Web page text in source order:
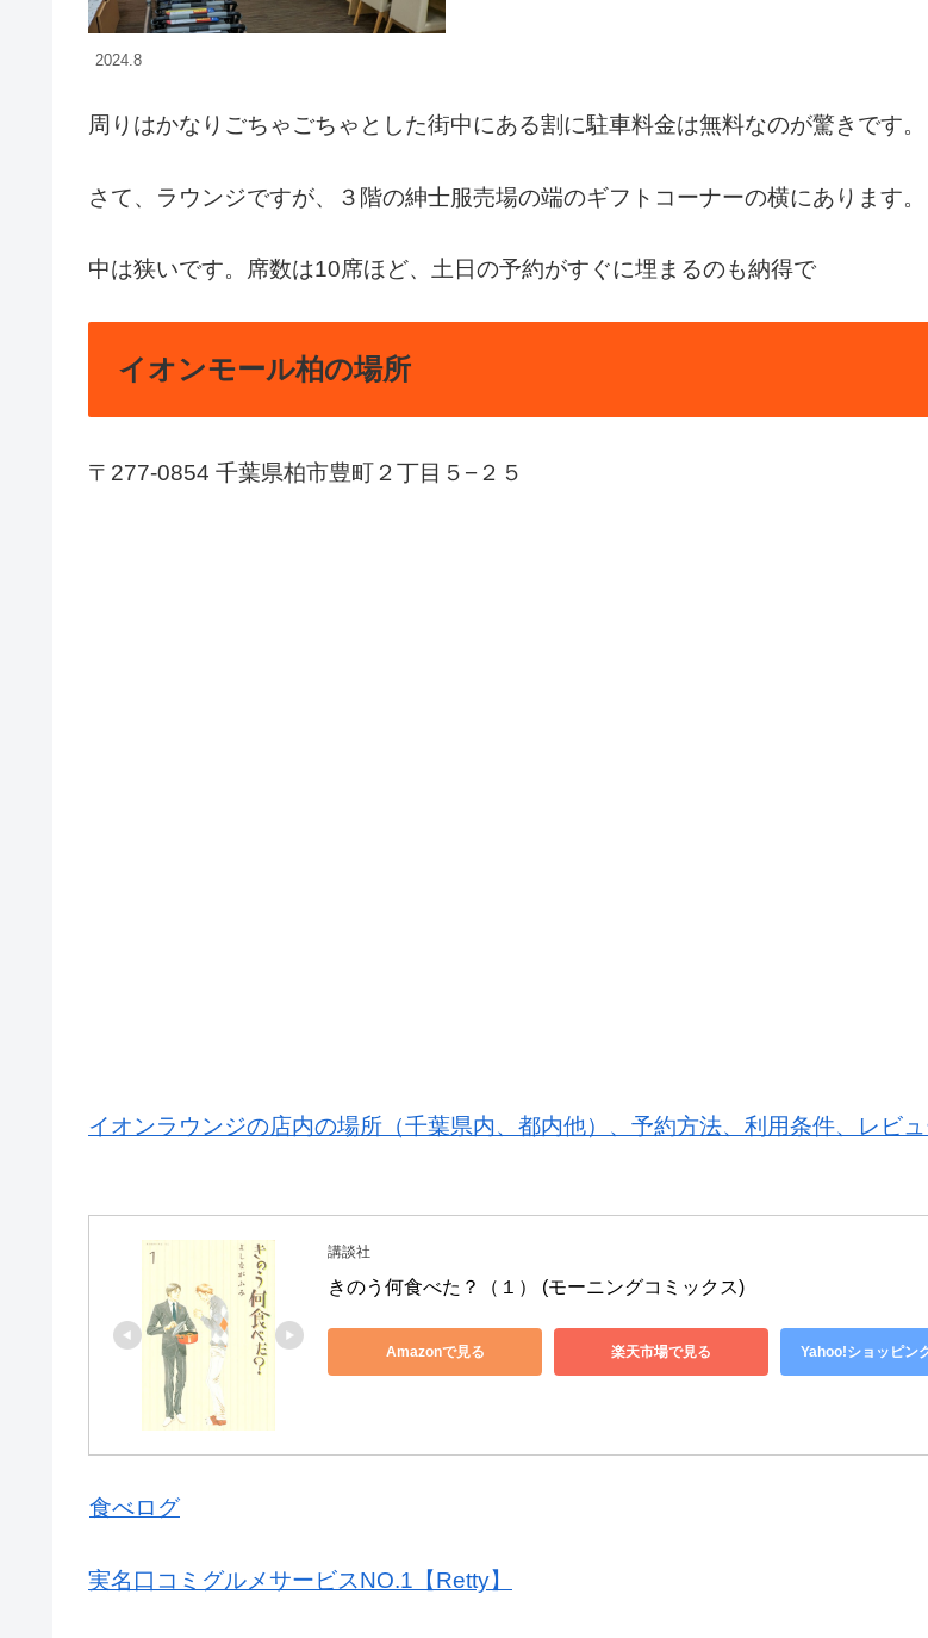
2024.8
周りはかなりごちゃごちゃとした街中にある割に駐車料金は無料なのが驚きです。
さて、ラウンジですが、３階の紳士服売場の端のギフトコーナーの横にあります。
中は狭いです。席数は10席ほど、土日の予約がすぐに埋まるのも納得で
イオンモール柏の場所
〒277-0854 千葉県柏市豊町２丁目５−２５
イオンラウンジの店内の場所（千葉県内、都内他）、予約方法、利用条件、レビ
講談社
きのう何食べた？（１） (モーニングコミックス)
Amazonで見る 楽天市場で見る Yahoo!ショッピン
食べログ
実名口コミグルメサービスNO.1【Retty】